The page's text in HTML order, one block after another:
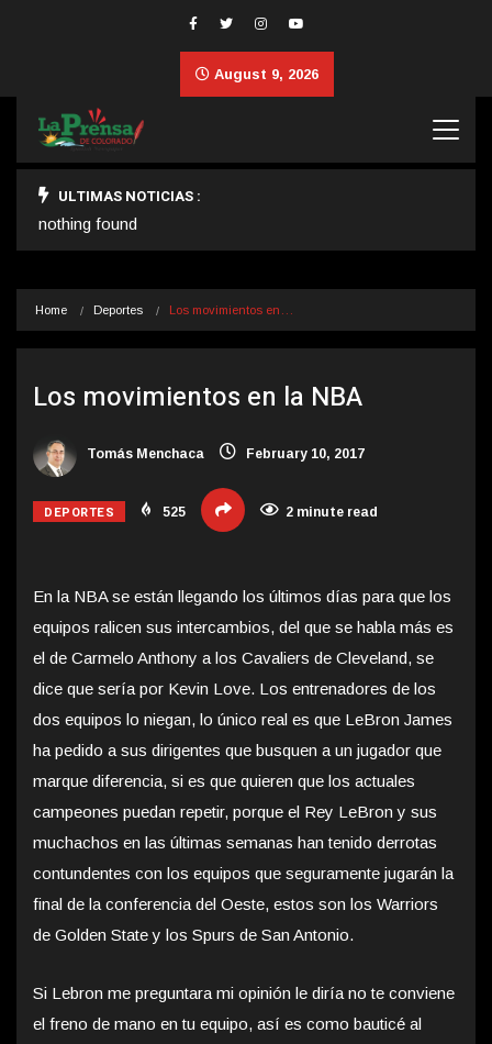
August 9, 2026
ULTIMAS NOTICIAS :
nothing found
Home Deportes Los movimientos en…
Los movimientos en la NBA
Tomás Menchaca February 10, 2017
DEPORTES 525 2 minute read
En la NBA se están llegando los últimos días para que los
equipos ralicen sus intercambios, del que se habla más es
el de Carmelo Anthony a los Cavaliers de Cleveland, se
dice que sería por Kevin Love. Los entrenadores de los
dos equipos lo niegan, lo único real es que LeBron James
ha pedido a sus dirigentes que busquen a un jugador que
marque diferencia, si es que quieren que los actuales
campeones puedan repetir, porque el Rey LeBron y sus
muchachos en las últimas semanas han tenido derrotas
contundentes con los equipos que seguramente jugarán la
final de la conferencia del Oeste, estos son los Warriors
de Golden State y los Spurs de San Antonio.
Si Lebron me preguntara mi opinión le diría no te conviene
el freno de mano en tu equipo, así es como bauticé al